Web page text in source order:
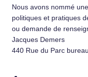
Nous avons nommé
politiques et pratiques
ou demande de
Jacques Demers
440 Rue du Parc